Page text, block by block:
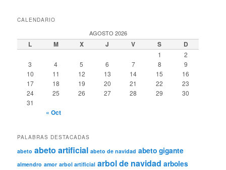
CALENDARIO
AGOSTO 2026
L M X J V S D
1
2
3
4 5 6 7 8
9
10
11 12 13 14 15
16
17
18 19 20 21 22
23
24
25 26 27 28 29
30
31
« Oct
PALABRAS DESTACADAS
abeto abeto artificial abeto de navidad abeto gigante
almendro amor arbol artificial arbol de navidad arboles